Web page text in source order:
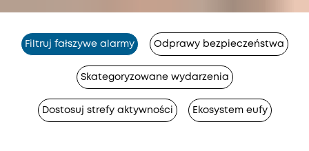
Filtruj fałszywe alarmy Odprawy bezpieczeństwa
Skategoryzowane wydarzenia
Dostosuj strefy aktywności Ekosystem eufy